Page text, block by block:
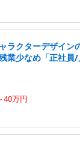
ラクターデザイン
業少なめ「正社員/
40万円